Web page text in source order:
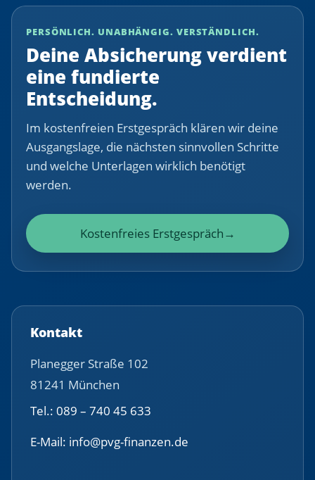
PERSÖNLICH. UNABHÄNGIG. VERSTÄNDLICH.
Deine Absicherung verdient
eine fundierte
Entscheidung.
Im kostenfreien Erstgespräch klären wir deine
Ausgangslage, die nächsten sinnvollen Schritte
und welche Unterlagen wirklich benötigt
werden.
Kostenfreies Erstgespräch→
Kontakt
Planegger Straße 102
81241 München
Tel.: 089 – 740 45 633
E-Mail: info@pvg-finanzen.de